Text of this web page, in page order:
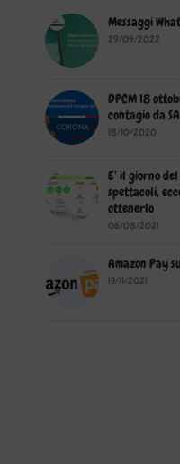
Messaggi
29/04/2022
DPCM 18
contagio da
18/10/2020
E’ il giorno
spettacoli,
ottenerlo
06/08/2021
Amazon Pay
13/11/2021